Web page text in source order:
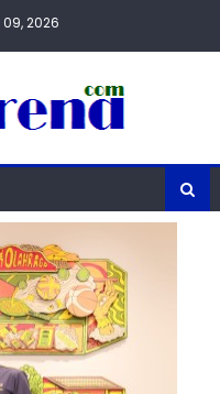
2026